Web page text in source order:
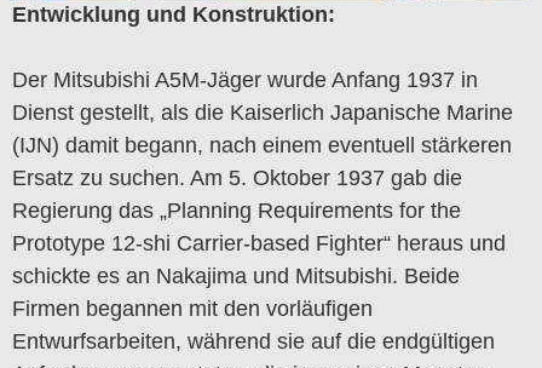
Entwicklung und Konstruktion:
Der Mitsubishi A5M-Jäger wurde Anfang 1937 in
Dienst gestellt, als die Kaiserlich Japanische Marine
(IJN) damit begann, nach einem eventuell stärkeren
Ersatz zu suchen. Am 5. Oktober 1937 gab die
Regierung das „Planning Requirements for the
Prototype 12-shi Carrier-based Fighter“ heraus und
schickte es an Nakajima und Mitsubishi. Beide
Firmen begannen mit den vorläufigen
Entwurfsarbeiten, während sie auf die endgültigen